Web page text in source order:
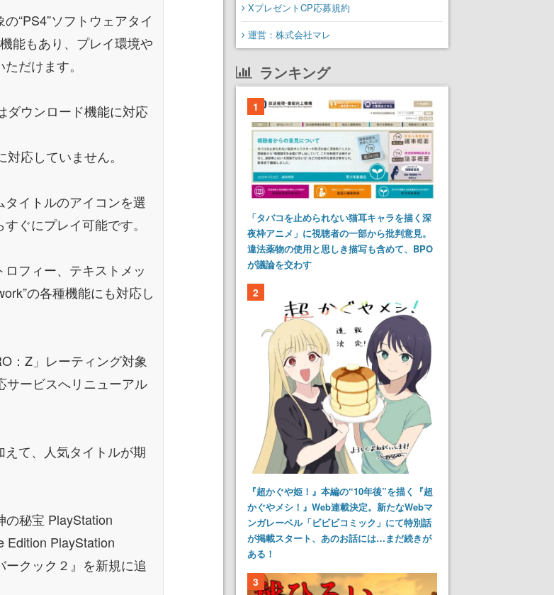
“PS4”ソフトウェアタイ
能もあり、プレイ環境や
だけます。
ダウンロード機能に対応
応していません。
イトルのアイコンを選
ぐにプレイ可能です。
フィー、テキストメッ
の各種機能にも対応し
：Z」レーティング対象
サービスへリニューアル
て、人気タイトルが期
の秘宝 PlayStation
Edition PlayStation
クック２』を新規に追
XプレゼントCP応募規約
運営：株式会社マレ
ランキング
1
「タバコを止められない猫耳キャラを描く深
夜枠アニメ」に視聴者の一部から批判意見。
違法薬物の使用と思しき描写も含めて、BPO
が議論を交わす
2
『超かぐや姫！』本編の“10年後”を描く『超
かぐやメシ！』Web連載決定。新たなWebマ
ンガレーベル「ビビビコミック」にて特別話
が掲載スタート、あのお話には…まだ続きが
ある！
3